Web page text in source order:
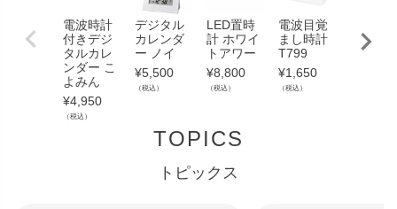
電波時計
付きデジ
タルカレ
ンダー こ
よみん
¥4,950
（税込）
デジタル
カレンダ
ー ノイ
¥5,500
（税込）
LED置時
計 ホワイ
トアワー
¥8,800
（税込）
電波目覚
まし時計
T799
¥1,650
（税込）
時計
TOPICS
トピックス